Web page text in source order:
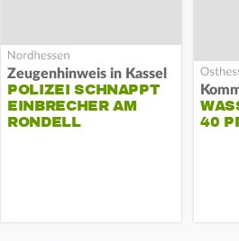
Zeugenhinweis in Kassel
POLIZEI SCHNAPPT
EINBRECHER AM
RONDELL
40